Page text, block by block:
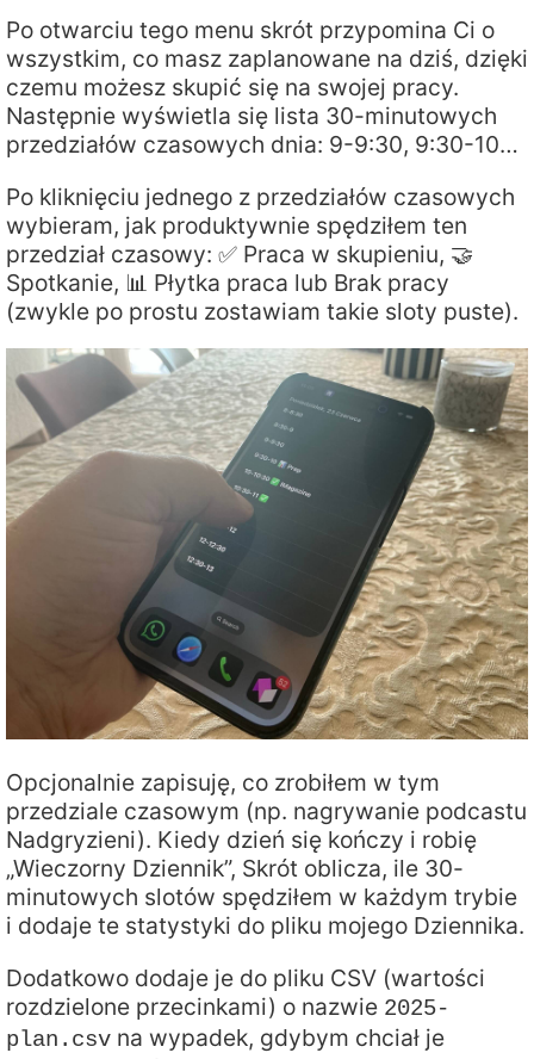
Po otwarciu tego menu skrót przypomina Ci o
wszystkim, co masz zaplanowane na dziś, dzięki
czemu możesz skupić się na swojej pracy.
Następnie wyświetla się lista 30-minutowych
przedziałów czasowych dnia: 9-9:30, 9:30-10…
Po kliknięciu jednego z przedziałów czasowych
wybieram, jak produktywnie spędziłem ten
przedział czasowy: ✅ Praca w skupieniu, 🤝
Spotkanie, 📊 Płytka praca lub Brak pracy
(zwykle po prostu zostawiam takie sloty puste).
Opcjonalnie zapisuję, co zrobiłem w tym
przedziale czasowym (np. nagrywanie podcastu
Nadgryzieni). Kiedy dzień się kończy i robię
„Wieczorny Dziennik”, Skrót oblicza, ile 30-
minutowych slotów spędziłem w każdym trybie
i dodaje te statystyki do pliku mojego Dziennika.
Dodatkowo dodaje je do pliku CSV (wartości
rozdzielone przecinkami) o nazwie 2025-
plan.csv na wypadek, gdybym chciał je